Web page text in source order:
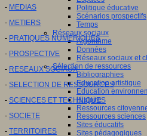
Politique éducative
Scénarios prospectifs
Temps
Réseaux sociaux
Algorithme
Données
Réseaux sociaux et
Sélection de ressources
Bibliographies
Education artistique
Education
Histoire
Ressources
Ressources sciences
Sites éducatifs
Sites pédagogiques
- MEDIAS
- METIERS
- PRATIQUES NUMERIQUES
- PROSPECTIVE
- RESEAUX SOCIAUX
- SELECTION DE RESSOURCES
- SCIENCES ET TECHNIQUES
- SOCIETE
- TERRITOIRES